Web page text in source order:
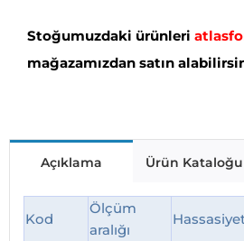
Stoğumuzdaki ürünleri
mağazamızdan satın
Açıklama Ürün Kataloğu
Kod
Ölçüm
aralığı